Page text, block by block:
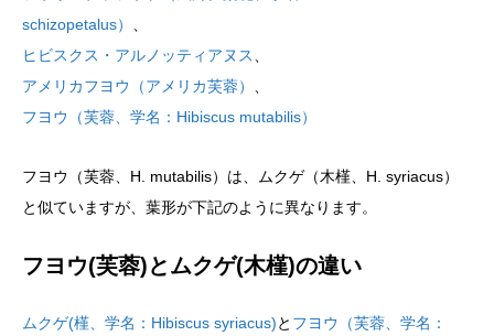
schizopetalus）
ヒビスクス・アルノッティアヌス
アメリカフヨウ（アメリカ芙蓉）
フヨウ（芙蓉、学名：Hibiscus mutabilis）
フヨウ（芙蓉、H. mutabilis）は、ムクゲ（木槿、H. syriacus）
と似ていますが、葉形が下記のように異なります。
フヨウ(芙蓉)とムクゲ(木槿)の違い
ムクゲ(槿、学名：Hibiscus syriacus)と フヨウ（芙蓉、学名：